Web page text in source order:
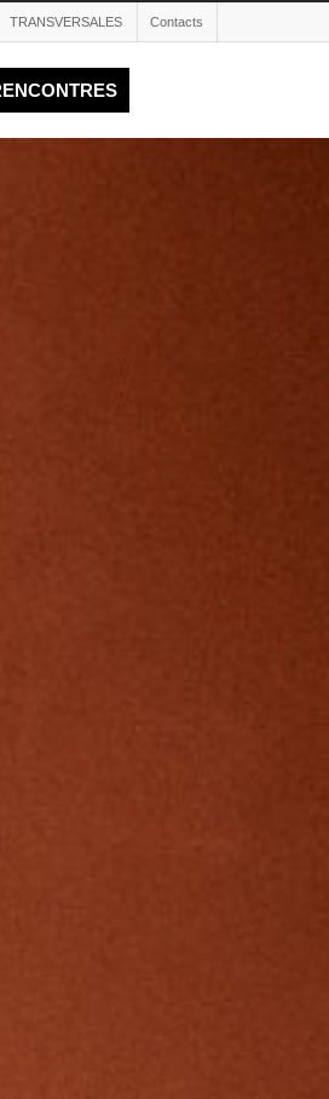
TRANSVERSALES Contacts